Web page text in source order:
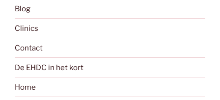
Blog
Clinics
Contact
De EHDC in het kort
Home